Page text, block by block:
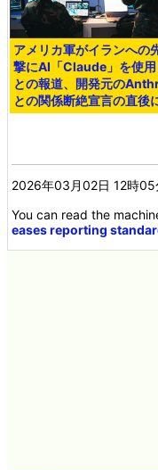
アメリカ軍がイランへの
撃にAI「Claude」を使用
との報道、開発元の
との関係断絶宣言の直後
2026年03月02日 12時
You can read the
eases reporting